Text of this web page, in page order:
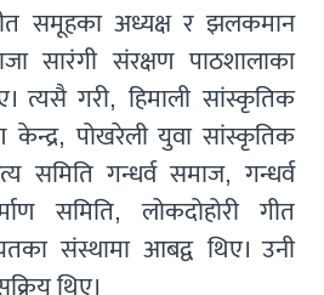
समूहका अध्यक्ष र झलकमान
सारंगी संरक्षण पाठशालाका
त्यसै गरी, हिमाली सांस्कृतिक
केन्द्र, पोखरेली युवा सांस्कृतिक
समिति गन्धर्व समाज, गन्धर्व
समिति, लोकदोहोरी गीत
संस्थामा आबद्व थिए। उनी